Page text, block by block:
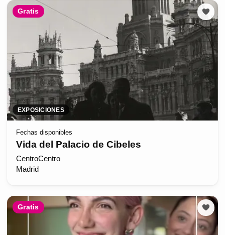
Gratis
EXPOSICIONES
Fechas disponibles
Vida del Palacio de Cibeles
CentroCentro
Madrid
Gratis